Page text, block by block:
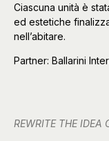
Ciascuna unità è
ed estetiche
nell’abitare.
Partner: Ballarini
REWRITE THE IDEA